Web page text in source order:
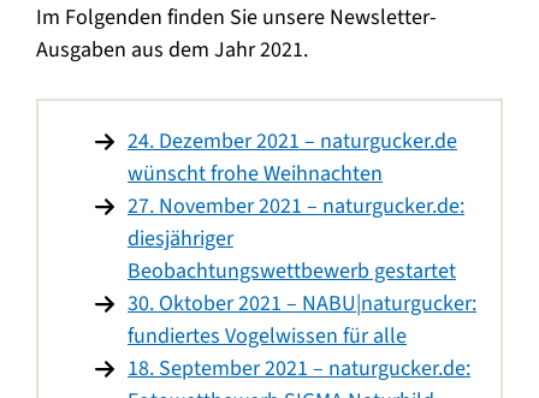
Im Folgenden finden Sie unsere Newsletter-
Ausgaben aus dem Jahr 2021.
24. Dezember 2021 – naturgucker.de
wünscht frohe Weihnachten
27. November 2021 – naturgucker.de:
diesjähriger
Beobachtungswettbewerb gestartet
30. Oktober 2021 – NABU|naturgucker:
fundiertes Vogelwissen für alle
18. September 2021 – naturgucker.de: